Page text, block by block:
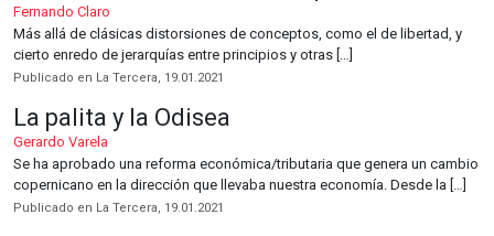
Fernando Claro
Más allá de clásicas distorsiones de conceptos, como el de libertad, y
cierto enredo de jerarquías entre principios y otras […]
Publicado en La Tercera, 19.01.2021
La palita y la Odisea
Gerardo Varela
Se ha aprobado una reforma económica/tributaria que genera un cambio
copernicano en la dirección que llevaba nuestra economía. Desde la […]
Publicado en La Tercera, 19.01.2021